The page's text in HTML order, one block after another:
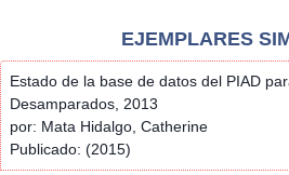
EJEMPLARES
Estado de la base de datos del PIAD
Desamparados, 2013
por: Mata Hidalgo, Catherine
Publicado: (2015)